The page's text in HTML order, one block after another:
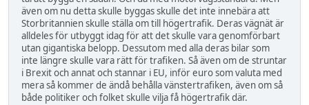
även om nu detta skulle byggas skulle det inte innebära att
Storbritannien skulle ställa om till högertrafik. Deras vägnät är
alldeles för utbyggt idag för att det skulle vara genomförbart
utan gigantiska belopp. Dessutom med alla deras bilar som
inte längre skulle vara rätt för trafiken. Så även om de struntar
i Brexit och annat och stannar i EU, inför euro som valuta med
mera så kommer de ändå behålla vänstertrafiken, även om så
både politiker och folket skulle vilja få högertrafik där.